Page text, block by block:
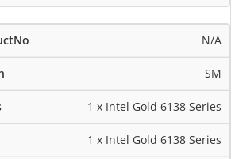
N/A
SM
1 x Intel Gold 6138 Series
1 x Intel Gold 6138 Series